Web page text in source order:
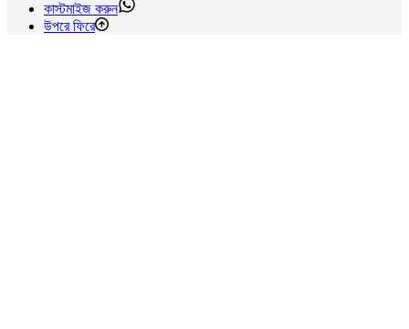
কাস্টমাইজ করুন
উপরে ফিরে